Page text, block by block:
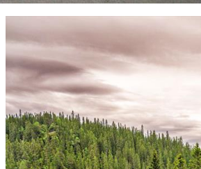
bygdetun og flotte utstillingar.